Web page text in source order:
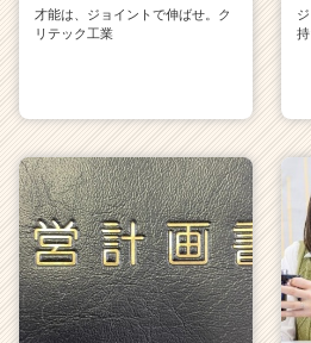
才能は、ジョイントで伸ばせ。ク
リテック工業